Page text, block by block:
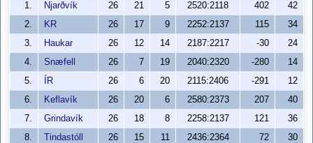
1.
Njarðvík 26 21 5 2520:2118 402
42
2.
KR 26 17 9 2252:2137 115
34
3.
Haukar 26 12 14 2187:2217 -30
24
4.
Snæfell 26 7 19 2040:2320 -280
14
5.
ÍR 26 6 20 2115:2406 -291
12
6.
Keflavík 26 20 6 2580:2373 207
40
7.
Grindavík 26 18 8 2258:2137 121
36
8.
Tindastóll 26 15 11 2436:2364 72
30